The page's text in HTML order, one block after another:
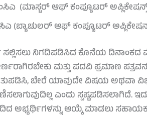
(ಮಾಸ್ಟರ್ ಆಫ್ ಕಂಪ್ಯೂಟರ್
(ಬ್ಯಾಚುಲರ್ ಆಫ್ ಕಂಪ್ಯೂಟರ್
ನಿಗದಿಪಡಿಸಿದ ಕೊನೆಯ ದಿನಾಂಕದ
ಮತ್ತು ಪದವಿ ಪ್ರಮಾಣ
ಬೇರೆ ಯಾವುದೇ ವಿಷಯ ಅಥವಾ
ಎಂದು ಸ್ಪಷ್ಟಪಡಿಸಲಾಗಿದೆ.
ಅಭ್ಯರ್ಥಿಗಳನ್ನು ಆಯ್ಕೆ ಮಾಡಲು